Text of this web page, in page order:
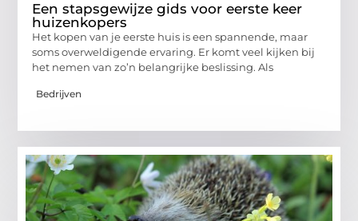
Een stapsgewijze gids voor eerste keer
huizenkopers
Het kopen van je eerste huis is een spannende, maar
soms overweldigende ervaring. Er komt veel kijken bij
het nemen van zo’n belangrijke beslissing. Als
Bedrijven